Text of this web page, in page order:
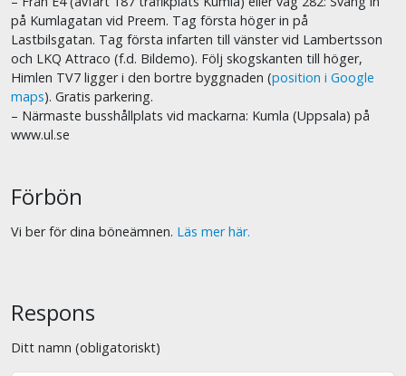
på Kumlagatan vid Preem. Tag första höger in på
Lastbilsgatan. Tag första infarten till vänster vid Lambertsson
och LKQ Attraco (f.d. Bildemo). Följ skogskanten till höger,
Himlen TV7 ligger i den bortre byggnaden (position i Google
maps). Gratis parkering.
– Närmaste busshållplats vid mackarna: Kumla (Uppsala) på
www.ul.se
Förbön
Vi ber för dina böneämnen. Läs mer här.
Respons
Ditt namn (obligatoriskt)